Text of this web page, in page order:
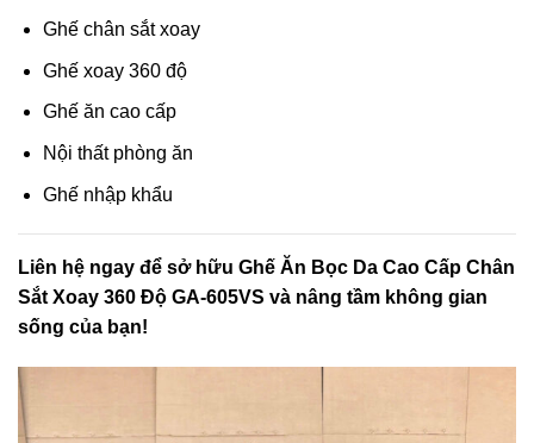
Ghế chân sắt xoay
Ghế xoay 360 độ
Ghế ăn cao cấp
Nội thất phòng ăn
Ghế nhập khẩu
Liên hệ ngay để sở hữu Ghế Ăn Bọc Da Cao Cấp Chân
Sắt Xoay 360 Độ GA-605VS và nâng tầm không gian
sống của bạn!